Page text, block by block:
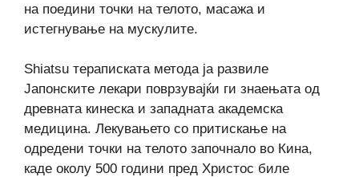
на поедини точки на телото, масажа и
истегнување на мускулите.
Shiatsu тераписката метода ја развиле
Јапонските лекари поврзувајќи ги знаењата од
древната кинеска и западната академска
медицина. Лекувањето со притискање на
одредени точки на телото започнало во Кина,
каде околу 500 години пред Христос биле